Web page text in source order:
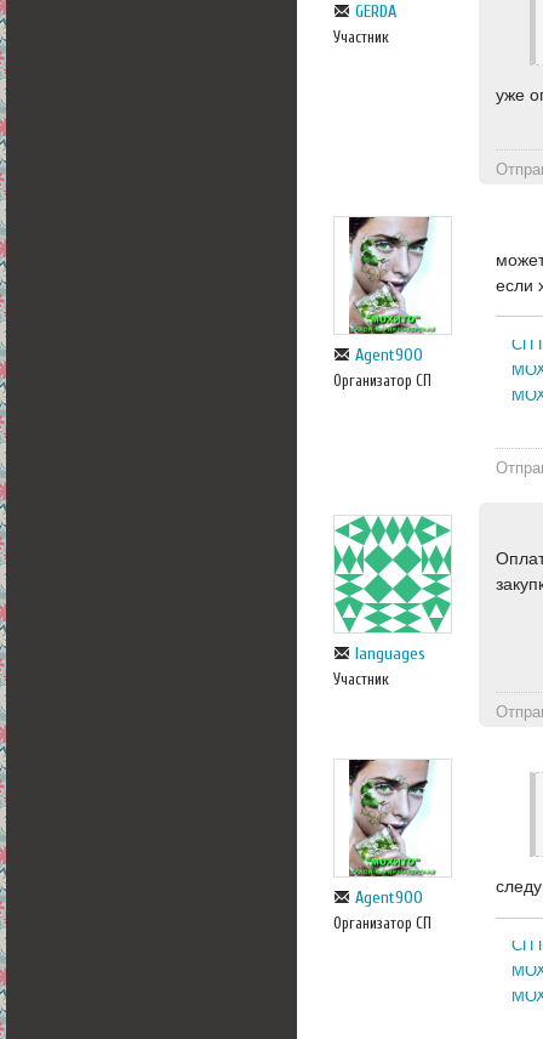
GERDA
Участник
уже
Agent900
Организатор СП
если
СП
languages
Участник
Agent900
Организатор СП
СП